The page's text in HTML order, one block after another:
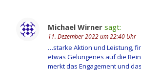
Michael Wirner sagt:
11. Dezember 2022 um 22:40 Uhr
…starke Aktion und Leistung,
etwas Gelungenes auf die
merkt das Engagement und